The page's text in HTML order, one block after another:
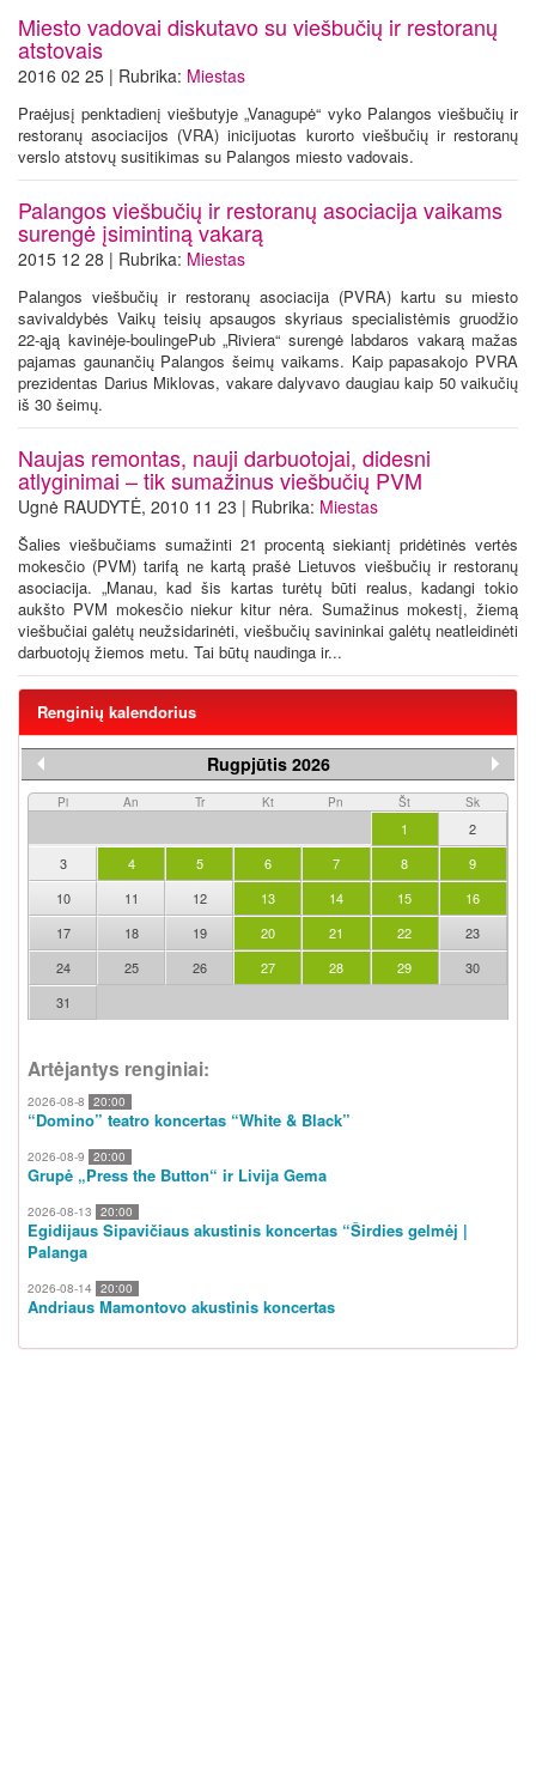
Miesto vadovai diskutavo su viešbučių ir restoranų
atstovais
2016 02 25 | Rubrika: Miestas
Praėjusį penktadienį viešbutyje „Vanagupė“ vyko Palangos viešbučių ir
restoranų asociacijos (VRA) inicijuotas kurorto viešbučių ir restoranų
verslo atstovų susitikimas su Palangos miesto vadovais.
Palangos viešbučių ir restoranų asociacija vaikams
surengė įsimintiną vakarą
2015 12 28 | Rubrika: Miestas
Palangos viešbučių ir restoranų asociacija (PVRA) kartu su miesto
savivaldybės Vaikų teisių apsaugos skyriaus specialistėmis gruodžio
22-ąją kavinėje-boulingePub „Riviera“ surengė labdaros vakarą mažas
pajamas gaunančių Palangos šeimų vaikams. Kaip papasakojo PVRA
prezidentas Darius Miklovas, vakare dalyvavo daugiau kaip 50 vaikučių
iš 30 šeimų.
Naujas remontas, nauji darbuotojai, didesni
atlyginimai – tik sumažinus viešbučių PVM
Ugnė RAUDYTĖ, 2010 11 23 | Rubrika: Miestas
Šalies viešbučiams sumažinti 21 procentą siekiantį pridėtinės vertės
mokesčio (PVM) tarifą ne kartą prašė Lietuvos viešbučių ir restoranų
asociacija. „Manau, kad šis kartas turėtų būti realus, kadangi tokio
aukšto PVM mokesčio niekur kitur nėra. Sumažinus mokestį, žiemą
viešbučiai galėtų neužsidarinėti, viešbučių savininkai galėtų neatleidinėti
darbuotojų žiemos metu. Tai būtų naudinga ir...
Renginių kalendorius
Rugpjūtis 2026
Pi An Tr Kt Pn Št Sk
1
2
3
4 5 6 7 8
9
10
11 12 13 14 15
16
17
18 19 20 21 22
23
24
25 26 27 28 29
30
31
Artėjantys renginiai:
2026-08-8 20:00
“Domino” teatro koncertas “White & Black”
2026-08-9 20:00
Grupė „Press the Button“ ir Livija Gema
2026-08-13 20:00
Egidijaus Sipavičiaus akustinis koncertas “Širdies gelmėj |
Palanga
2026-08-14 20:00
Andriaus Mamontovo akustinis koncertas